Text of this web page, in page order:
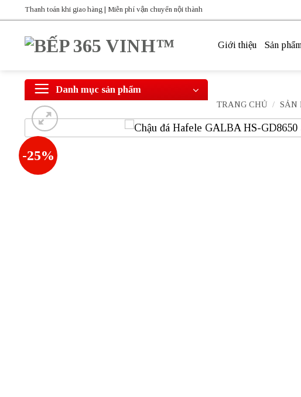
Thanh toán khi giao hàng | Miễn phí vận chuyển nội thành
Giới thiệu Sản
Danh mục sản phẩm
TRANG CHỦ / SẢN
-25%